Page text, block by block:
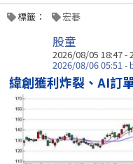
標籤： 宏碁
股童
2026/08/05 18:47 -
2026/08/06 05:51 -
緯創獲利炸裂、AI訂